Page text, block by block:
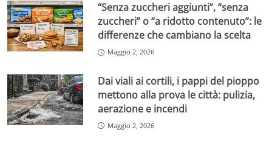
“Senza zuccheri aggiunti”, “senza
zuccheri” o “a ridotto contenuto”: le
differenze che cambiano la scelta
Maggio 2, 2026
Dai viali ai cortili, i pappi del pioppo
mettono alla prova le città: pulizia,
aerazione e incendi
Maggio 2, 2026